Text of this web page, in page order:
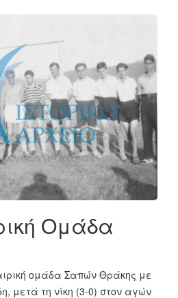
Ομάδα
ομάδα Σαπών Θράκης με
μετά τη νίκη (3-0) στον αγών